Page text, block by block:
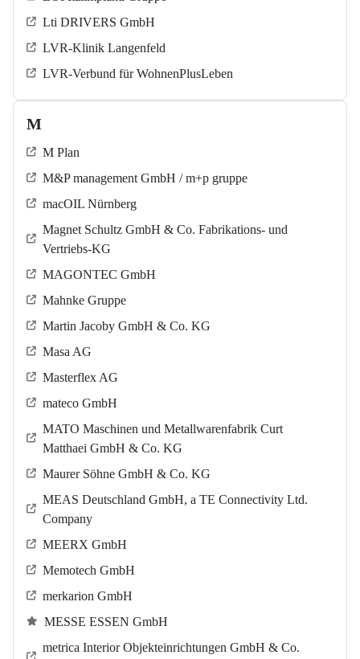
Lti DRIVERS GmbH
LVR-Klinik Langenfeld
LVR-Verbund für WohnenPlusLeben
M
M Plan
M&P management GmbH / m+p gruppe
macOIL Nürnberg
Magnet Schultz GmbH & Co. Fabrikations- und
Vertriebs-KG
MAGONTEC GmbH
Mahnke Gruppe
Martin Jacoby GmbH & Co. KG
Masa AG
Masterflex AG
mateco GmbH
MATO Maschinen und Metallwarenfabrik Curt
Matthaei GmbH & Co. KG
Maurer Söhne GmbH & Co. KG
MEAS Deutschland GmbH, a TE Connectivity Ltd.
Company
MEERX GmbH
Memotech GmbH
merkarion GmbH
MESSE ESSEN GmbH
metrica Interior Objekteinrichtungen GmbH & Co.